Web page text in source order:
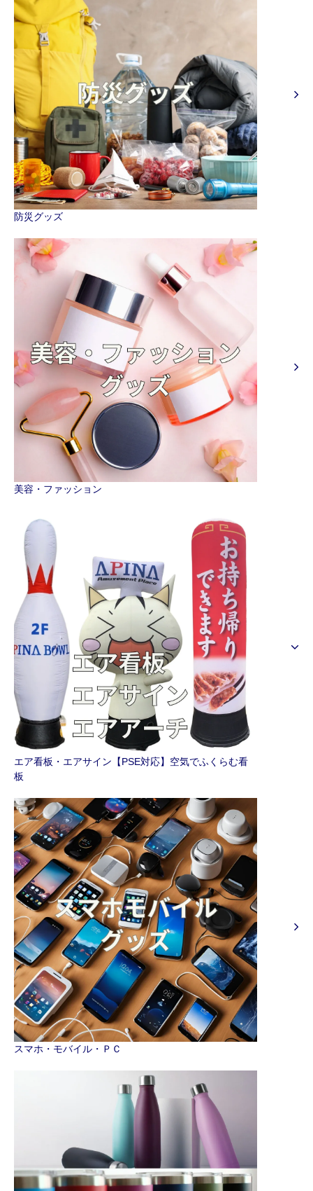
防災グッズ
美容・ファッション
エア看板・エアサイン【PSE対応】空気でふくらむ看
板
スマホ・モバイル・ＰＣ